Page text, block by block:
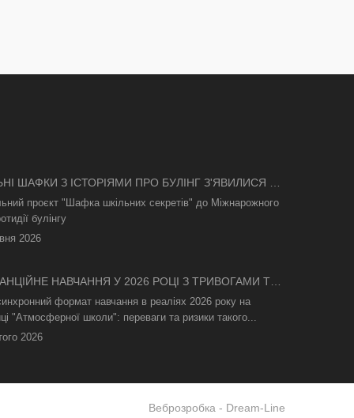
ШАФКИ З ІСТОРІЯМИ ПРО БУЛІНГ З'ЯВИЛИСЯ В
проєкт "Шафка шкільних секретів" до Міжнарожного
булінгу
2026
НАВЧАННЯ У 2026 РОЦІ З ТРИВОГАМИ ТА
ЯК АСИНХРОННИЙ ФОРМАТ РЯТУЄ
ПРОЦЕС
формат навчання в реаліях 2026 року на
"Атмосферної школи": переваги та ризики такого...
2026
Веброзробка - Dream-Line